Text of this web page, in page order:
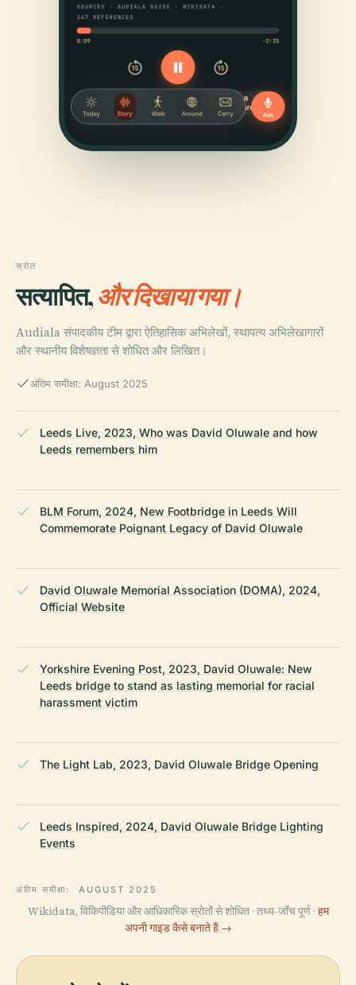
स्रोत
सत्यापित,और दिखाया गया।
Audiala संपादकीय टीम द्वारा ऐतिहासिक अभिलेखों, स्थापत्य अभिलेखागारों
और स्थानीय विशेषज्ञता से शोधित और लिखित।
अंतिम समीक्षा: August 2025
Leeds Live, 2023, Who was David Oluwale and how
Leeds remembers him
BLM Forum, 2024, New Footbridge in Leeds Will
Commemorate Poignant Legacy of David Oluwale
David Oluwale Memorial Association (DOMA), 2024,
Official Website
Yorkshire Evening Post, 2023, David Oluwale: New
Leeds bridge to stand as lasting memorial for racial
harassment victim
The Light Lab, 2023, David Oluwale Bridge Opening
Leeds Inspired, 2024, David Oluwale Bridge Lighting
Events
अंतिम समीक्षा: AUGUST 2025
Wikidata, विकिपीडिया और आधिकारिक स्रोतों से शोधित · तथ्य-जाँच पूर्ण · हम
अपनी गाइड कैसे बनाते हैं →